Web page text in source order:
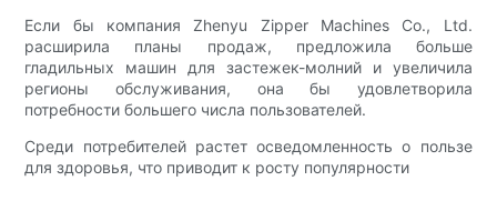
Если бы компания Zhenyu Zipper Machines Co., Ltd.
расширила планы продаж, предложила больше
гладильных машин для застежек-молний и увеличила
регионы обслуживания, она бы удовлетворила
потребности большего числа пользователей.
Среди потребителей растет осведомленность о пользе
для здоровья, что приводит к росту популярности